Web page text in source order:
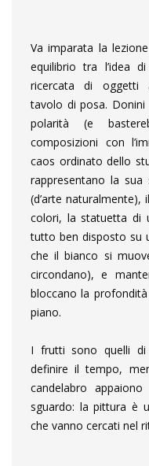
Va imparata la
equilibrio tra l’idea
ricercata di oggetti
tavolo di posa.
polarità (e
composizioni con
caos ordinato dello
rappresentano la
(d’arte naturalmente),
colori, la statuetta di
tutto ben disposto su
che il bianco si
circondano), e
bloccano la
piano.
I frutti sono quelli di
definire il tempo,
candelabro
sguardo: la pittura è
che vanno cercati nel